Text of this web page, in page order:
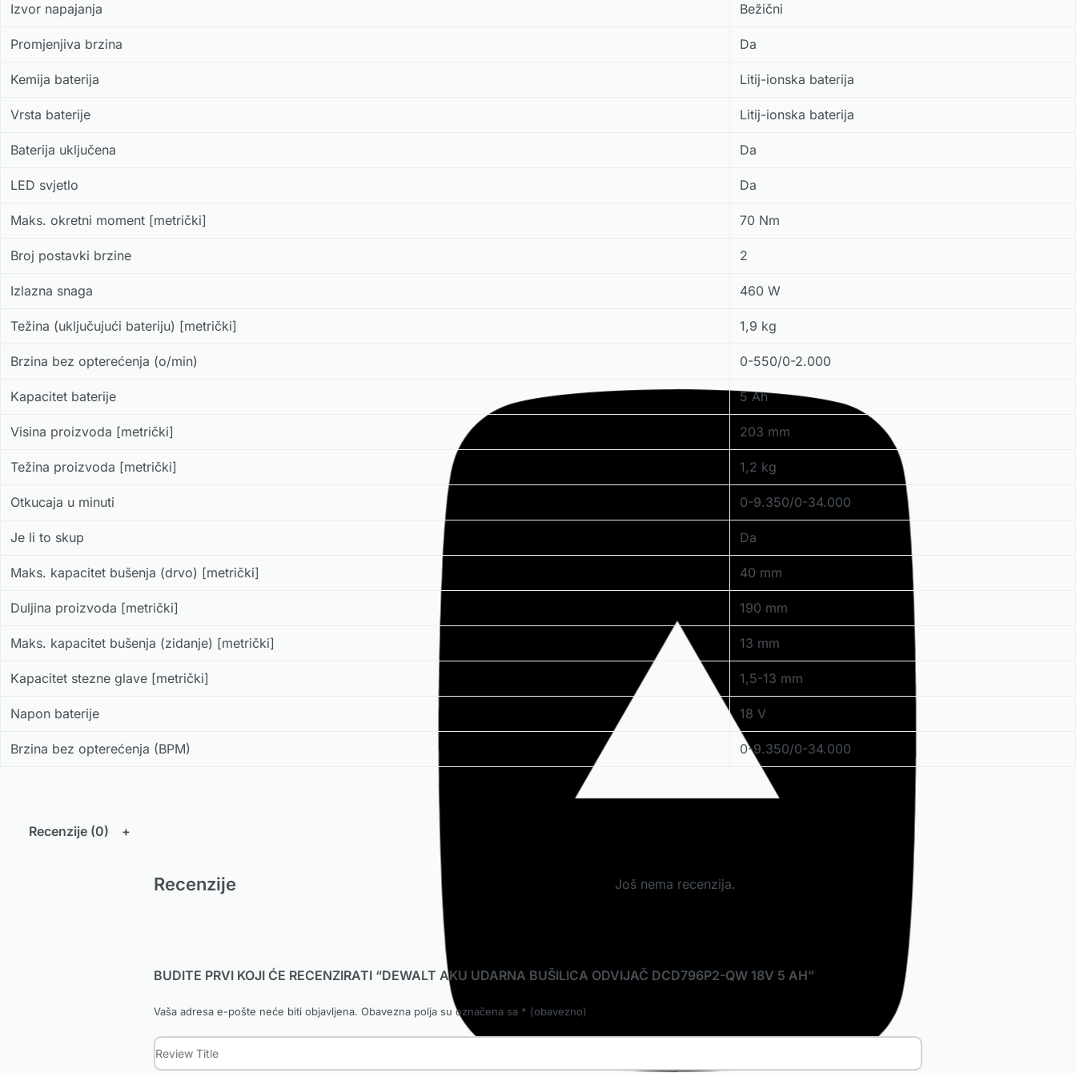
Izvor napajanja Bežični
Promjenjiva brzina Da
Kemija baterija Litij-ionska baterija
Vrsta baterije Litij-ionska baterija
Baterija uključena Da
LED svjetlo Da
Maks. okretni moment [metrički] 70 Nm
Broj postavki brzine 2
Izlazna snaga 460 W
Težina (uključujući bateriju) [metrički] 1,9 kg
Brzina bez opterećenja (o/min) 0-550/0-2.000
Kapacitet baterije 5 Ah
Visina proizvoda [metrički] 203 mm
Težina proizvoda [metrički] 1,2 kg
Otkucaja u minuti 0-9.350/0-34.000
Je li to skup Da
Maks. kapacitet bušenja (drvo) [metrički] 40 mm
Duljina proizvoda [metrički] 190 mm
Maks. kapacitet bušenja (zidanje) [metrički] 13 mm
Kapacitet stezne glave [metrički] 1,5-13 mm
Napon baterije 18 V
Brzina bez opterećenja (BPM) 0-9.350/0-34.000
Recenzije (0)
Recenzije Još nema recenzija.
BUDITE PRVI KOJI ĆE RECENZIRATI “DEWALT AKU UDARNA BUŠILICA ODVIJAČ DCD796P2-QW 18V 5 AH”
Vaša adresa e-pošte neće biti objavljena. Obavezna polja su označena sa * (obavezno)